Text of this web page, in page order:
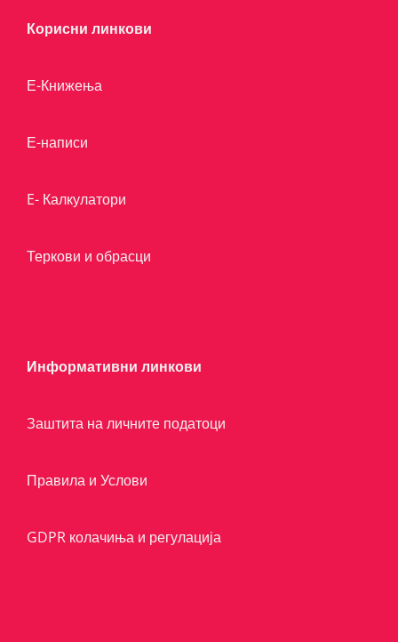
Корисни линкови
Е-Книжења
Е-написи
E- Калкулатори
Теркови и обрасци
Информативни линкови
Заштита на личните податоци
Правила и Услови
GDPR колачиња и регулација